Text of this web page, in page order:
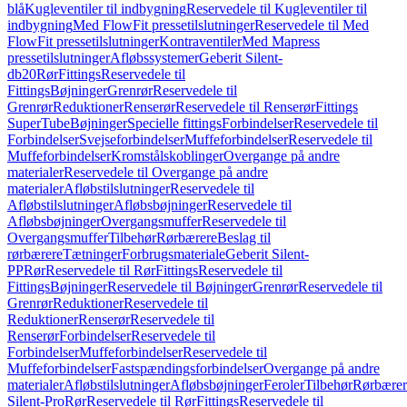
blåKugleventiler til indbygningReservedele til Kugleventiler til
indbygningMed FlowFit pressetilslutningerReservedele til Med
FlowFit pressetilslutningerKontraventilerMed Mapress
pressetilslutningerAfløbssystemerGeberit Silent-
db20RørFittingsReservedele til
FittingsBøjningerGrenrørReservedele til
GrenrørReduktionerRenserørReservedele til RenserørFittings
SuperTubeBøjningerSpecielle fittingsForbindelserReservedele til
ForbindelserSvejseforbindelserMuffeforbindelserReservedele til
MuffeforbindelserKromstålskoblingerOvergange på andre
materialerReservedele til Overgange på andre
materialerAfløbstilslutningerReservedele til
AfløbstilslutningerAfløbsbøjningerReservedele til
AfløbsbøjningerOvergangsmufferReservedele til
OvergangsmufferTilbehørRørbærereBeslag til
rørbærereTætningerForbrugsmaterialeGeberit Silent-
PPRørReservedele til RørFittingsReservedele til
FittingsBøjningerReservedele til BøjningerGrenrørReservedele til
GrenrørReduktionerReservedele til
ReduktionerRenserørReservedele til
RenserørForbindelserReservedele til
ForbindelserMuffeforbindelserReservedele til
MuffeforbindelserFastspændingsforbindelserOvergange på andre
materialerAfløbstilslutningerAfløbsbøjningerFerolerTilbehør
Silent-ProRørReservedele til RørFittingsReservedele til